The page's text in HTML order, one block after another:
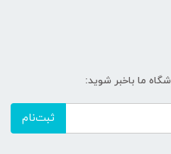
ما باخبر شوید:
ثبت‌نام